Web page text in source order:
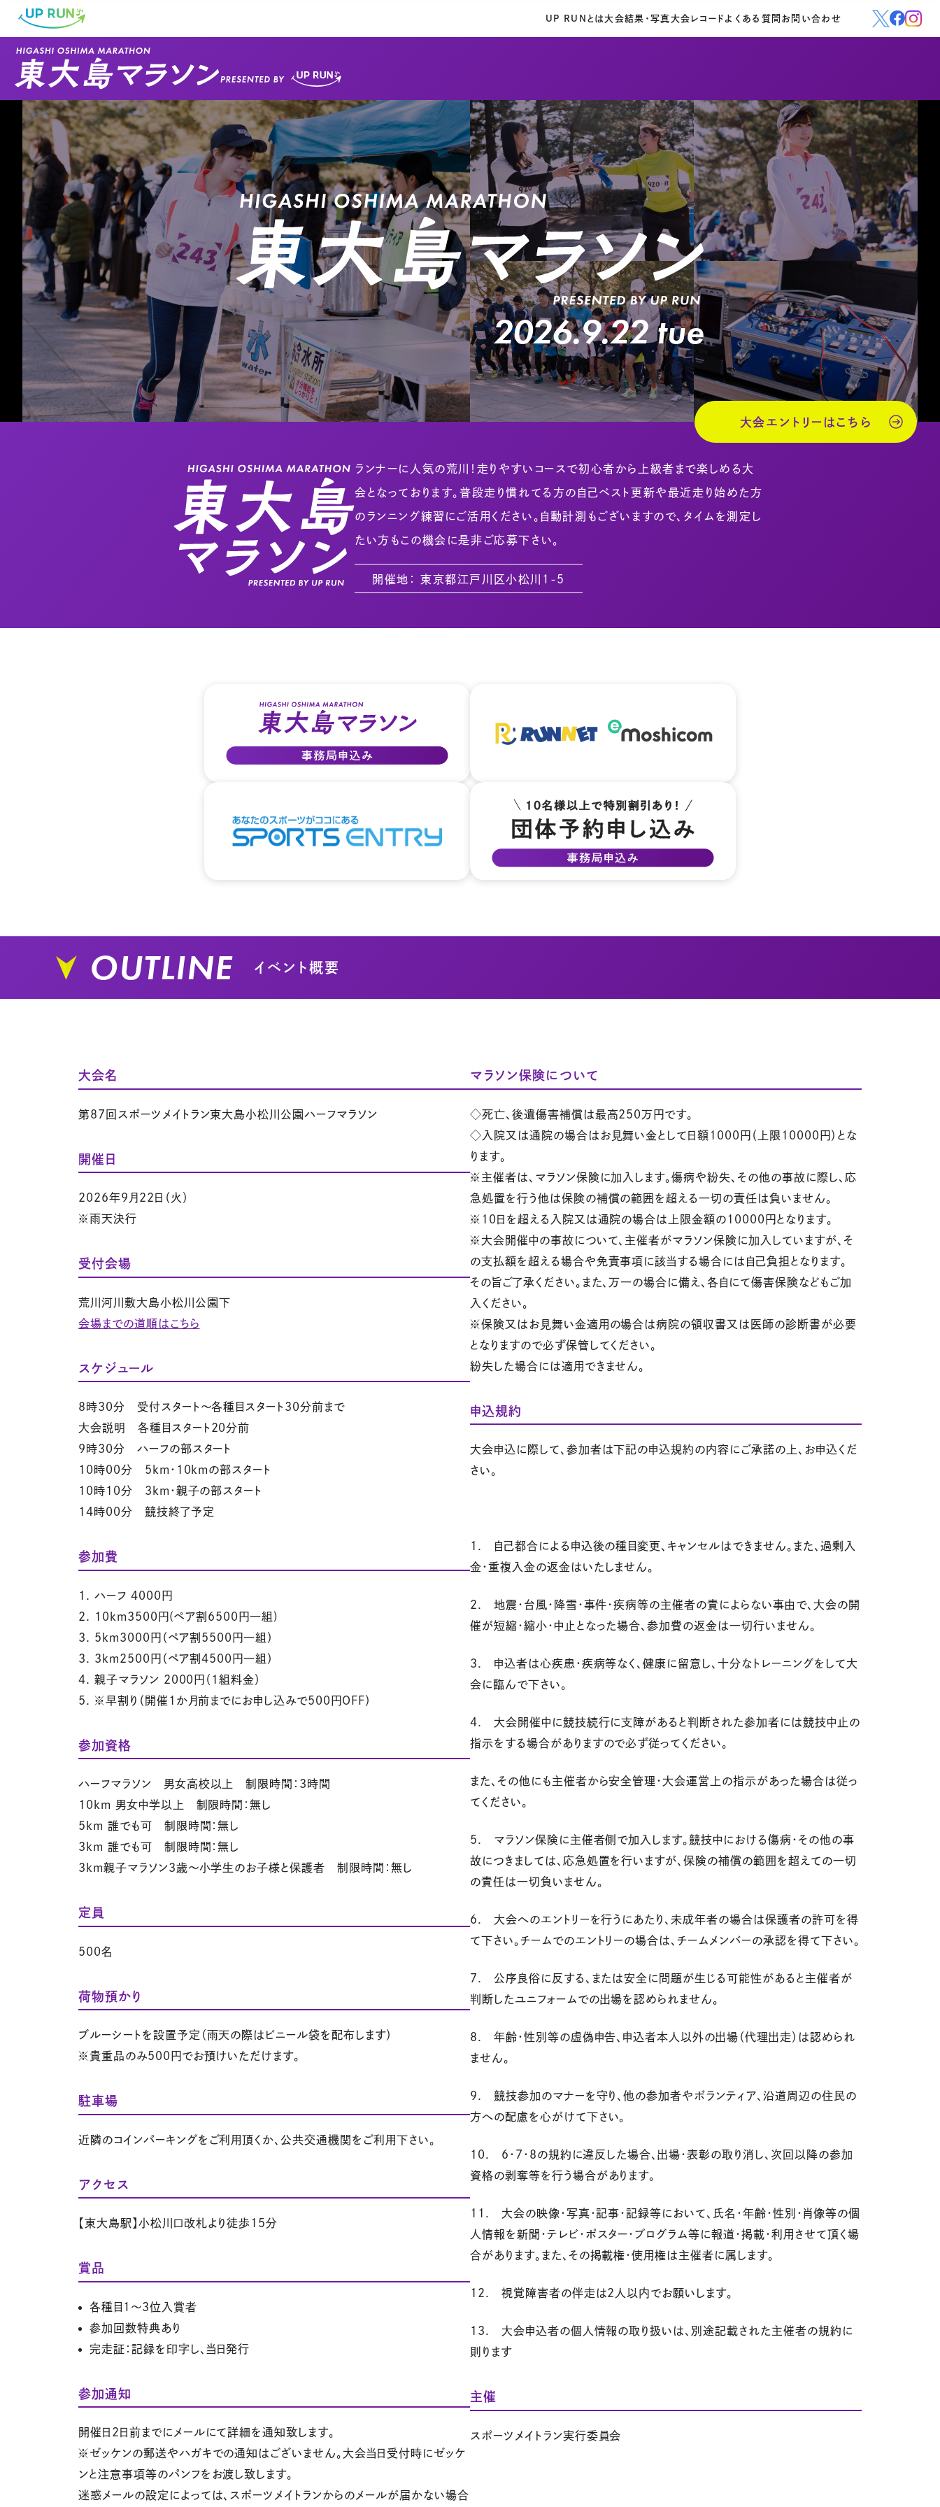
UP RUNとは大会結果・写真大会レコード よくある質問 お問い合わせ
2026.9.22 tue
大会エントリーはこちら
ランナーに人気の荒川！走りやすいコースで初心者から上級者まで楽しめる大
会となっております。普段走り慣れてる方の自己ベスト更新や最近走り始めた方
のランニング練習にご活用ください。自動計測もございますので、タイムを測定し
たい方もこの機会に是非ご応募下さい。
開催地： 東京都江戸川区小松川１-５
OUTLINE イベント概要
大会名
第87回スポーツメイトラン東大島小松川公園ハーフマラソン
開催日
2026年9月22日（火）
※雨天決行
受付会場
荒川河川敷大島小松川公園下
会場までの道順はこちら
スケジュール
8時30分 受付スタート～各種目スタート30分前まで
大会説明 各種目スタート20分前
9時30分 ハーフの部スタート
10時00分 5km・10kmの部スタート
10時10分 3km・親子の部スタート
14時00分 競技終了予定
参加費
1. ハーフ 4000円
2. 10km3500円(ペア割6500円一組)
3. 5km3000円（ペア割5500円一組）
3. 3km2500円（ペア割4500円一組）
4. 親子マラソン 2000円（1組料金）
5. ※早割り（開催1か月前までにお申し込みで500円OFF）
参加資格
ハーフマラソン 男女高校以上 制限時間：3時間
10km 男女中学以上 制限時間：無し
5km 誰でも可 制限時間：無し
3km 誰でも可 制限時間：無し
3km親子マラソン3歳～小学生のお子様と保護者 制限時間：無し
定員
500名
荷物預かり
ブルーシートを設置予定（雨天の際はビニール袋を配布します）
※貴重品のみ500円でお預けいただけます。
駐車場
近隣のコインパーキングをご利用頂くか、公共交通機関をご利用下さい。
アクセス
【東大島駅】小松川口改札より徒歩15分
賞品
各種目１～3位入賞者
参加回数特典あり
完走証：記録を印字し、当日発行
参加通知
開催日2日前までにメールにて詳細を通知致します。
※ゼッケンの郵送やハガキでの通知はございません。大会当日受付時にゼッケ
ンと注意事項等のパンフをお渡し致します。
迷惑メールの設定によっては、スポーツメイトランからのメールが届かない場合
マラソン保険について
◇死亡、後遺傷害補償は最高250万円です。
◇入院又は通院の場合はお見舞い金として日額1000円（上限10000円）とな
ります。
※主催者は、マラソン保険に加入します。傷病や紛失、その他の事故に際し、応
急処置を行う他は保険の補償の範囲を超える一切の責任は負いません。
※10日を超える入院又は通院の場合は上限金額の10000円となります。
※大会開催中の事故について、主催者がマラソン保険に加入していますが、そ
の支払額を超える場合や免責事項に該当する場合には自己負担となります。
その旨ご了承ください。また、万一の場合に備え、各自にて傷害保険などもご加
入ください。
※保険又はお見舞い金適用の場合は病院の領収書又は医師の診断書が必要
となりますので必ず保管してください。
紛失した場合には適用できません。
申込規約
大会申込に際して、参加者は下記の申込規約の内容にご承諾の上、お申込くだ
さい。
1. 自己都合による申込後の種目変更、キャンセルはできません。また、過剰入
金・重複入金の返金はいたしません。
2. 地震・台風・降雪・事件・疾病等の主催者の責によらない事由で、大会の開
催が短縮・縮小・中止となった場合、参加費の返金は一切行いません。
3. 申込者は心疾患・疾病等なく、健康に留意し、十分なトレーニングをして大
会に臨んで下さい。
4. 大会開催中に競技続行に支障があると判断された参加者には競技中止の
指示をする場合がありますので必ず従ってください。
また、その他にも主催者から安全管理・大会運営上の指示があった場合は従っ
てください。
5. マラソン保険に主催者側で加入します。競技中における傷病・その他の事
故につきましては、応急処置を行いますが、保険の補償の範囲を超えての一切
の責任は一切負いません。
6. 大会へのエントリーを行うにあたり、未成年者の場合は保護者の許可を得
て下さい。チームでのエントリーの場合は、チームメンバーの承認を得て下さい。
7. 公序良俗に反する、または安全に問題が生じる可能性があると主催者が
判断したユニフォームでの出場を認められません。
8. 年齢・性別等の虚偽申告、申込者本人以外の出場（代理出走）は認められ
ません。
9. 競技参加のマナーを守り、他の参加者やボランティア、沿道周辺の住民の
方への配慮を心がけて下さい。
10. 6・7・8の規約に違反した場合、出場・表彰の取り消し、次回以降の参加
資格の剥奪等を行う場合があります。
11. 大会の映像・写真・記事・記録等において、氏名・年齢・性別・肖像等の個
人情報を新聞・テレビ・ポスター・プログラム等に報道・掲載・利用させて頂く場
合があります。また、その掲載権・使用権は主催者に属します。
12. 視覚障害者の伴走は2人以内でお願いします。
13. 大会申込者の個人情報の取り扱いは、別途記載された主催者の規約に
則ります
主催
スポーツメイトラン実行委員会